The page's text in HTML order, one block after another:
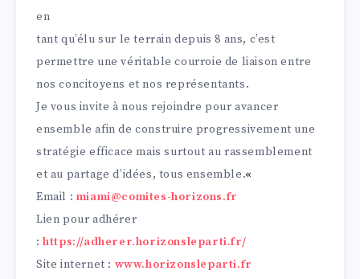
en
tant qu’élu sur le terrain depuis 8 ans, c’est
permettre une véritable courroie de liaison entre
nos concitoyens et nos représentants.
Je vous invite à nous rejoindre pour avancer
ensemble afin de construire progressivement une
stratégie efficace mais surtout au rassemblement
et au partage d’idées, tous ensemble.«
Email : miami@comites-horizons.fr
Lien pour adhérer
:https://adherer.horizonsleparti.fr/
Site internet : www.horizonsleparti.fr